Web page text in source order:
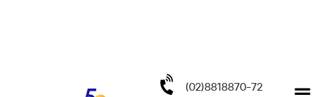
(02)8818870-72